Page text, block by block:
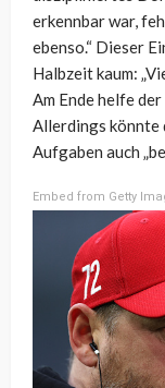
erkennbar war,
ebenso.“ Dieser
Halbzeit kaum:
Am Ende helfe
Allerdings könnte
Aufgaben auch
Embed from Getty